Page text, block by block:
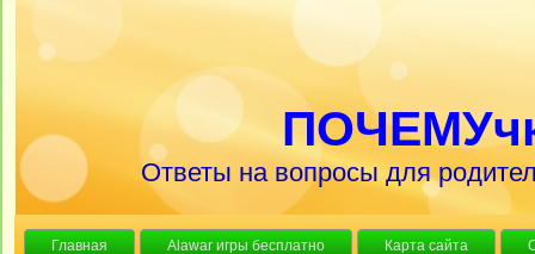
Ответы на вопросы для
Главная Alawar игры бесплатно Карта сайта